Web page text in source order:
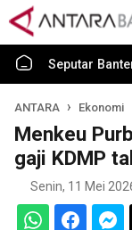
Seputar
ANTARA Ekonomi
Menkeu
gaji KDMP
Senin, 11 Mei